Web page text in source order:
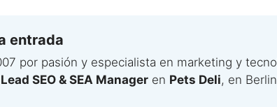
entrada
por pasión y especialista en marketing y
Lead SEO & SEA Manager en Pets Deli, en